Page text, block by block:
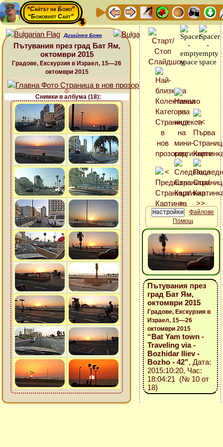
“Сайтът на Божо”
“Божовият Сайт”
Дизайнер Божо
Пътувания през град Бат Ям,
октомври 2015
Градове, Екскурзия в Израел, 15—26
октомври 2015
Снимки в албума (18):
Файлове
Помощ
Пътувания през
град Бат Ям,
октомври 2015
Градове, Екскурзия в
Израел, 15—26
октомври 2015
“Bat Yam town -
Traveling via -
Bozhidar Iliev -
Bozho - 42”, Дата:
2015:10:20, Час:
18:04:21 (№ 10 от
18)